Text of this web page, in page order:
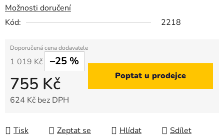
Možnosti doručení
Kód:
2218
1 019 Kč –25 %
755 Kč
624 Kč bez DPH
Poptat u prodejce
Tisk Zeptat se Hlídat Sdílet